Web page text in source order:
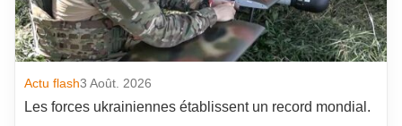
Actu flash3 Août. 2026
Les forces ukrainiennes établissent un record mondial.